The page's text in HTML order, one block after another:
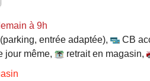
à 9h
(parking, entrée adaptée), CB
jour même, retrait en magasin,